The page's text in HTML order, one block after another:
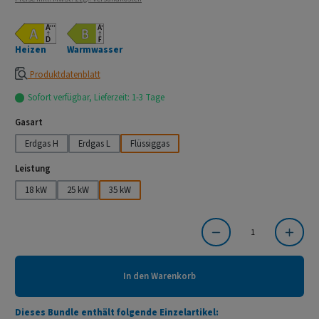
Heizen
Warmwasser
Produktdatenblatt
Sofort verfügbar, Lieferzeit: 1-3 Tage
Gasart
Erdgas H
Erdgas L
Flüssiggas
Leistung
18 kW
25 kW 35 kW
Produkt Anzahl: Gib den gewünschten Wert ein oder benutze die Schaltflächen um die
In den Warenkorb
Dieses Bundle enthält folgende Einzelartikel: